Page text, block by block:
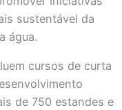
sustentável da
água.
cursos de curta
de 750 estandes e